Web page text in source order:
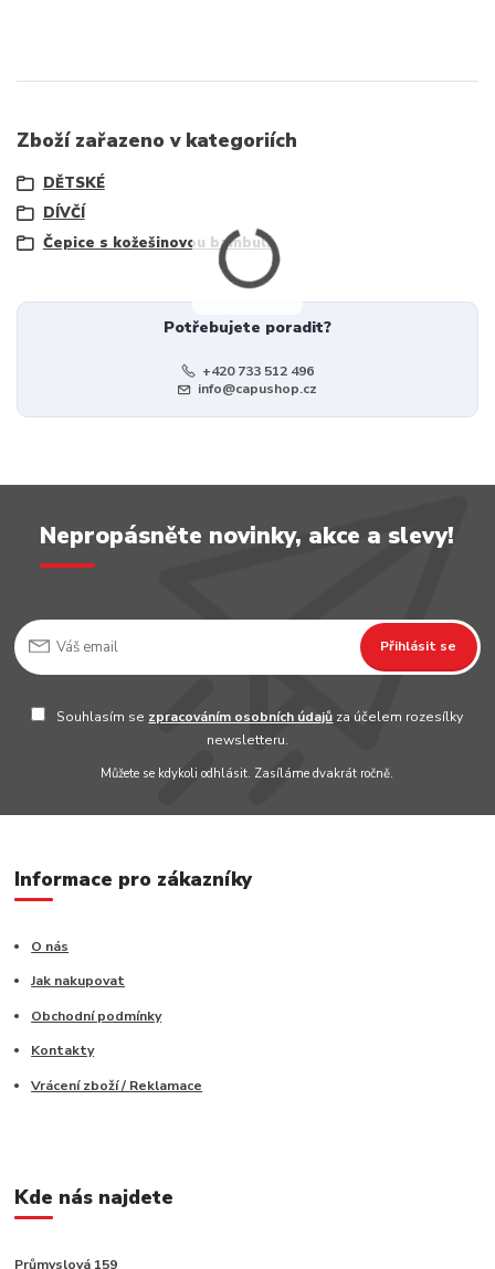
Zboží zařazeno v kategoriích
DĚTSKÉ
DÍVČÍ
Čepice s kožešinovou bambulí
Potřebujete poradit?
+420 733 512 496
info@capushop.cz
Nepropásněte novinky, akce a slevy!
Přihlásit se
Souhlasím se zpracováním osobních údajů za účelem rozesílky
newsletteru.
Můžete se kdykoli odhlásit. Zasíláme dvakrát ročně.
Informace pro zákazníky
O nás
Jak nakupovat
Obchodní podmínky
Kontakty
Vrácení zboží / Reklamace
Kde nás najdete
Průmyslová 159